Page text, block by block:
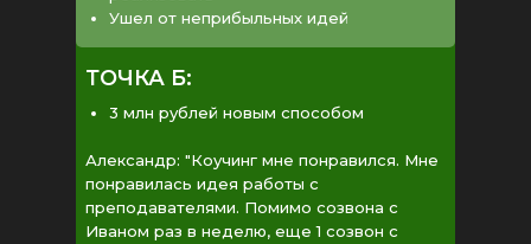
ТОЧКА Б:
Ушел от неприбыльных идей
3 млн рублей новым способом
Александр: "Коучинг мне понравился. Мне
понравилась идея работы с
преподавателями. Помимо созвона с
Иваном раз в неделю, еще 1 созвон с